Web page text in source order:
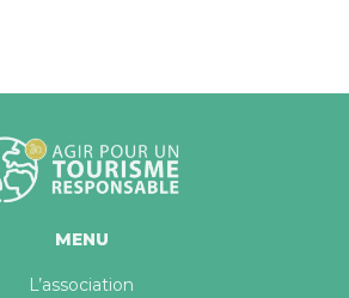
MENU
L’association